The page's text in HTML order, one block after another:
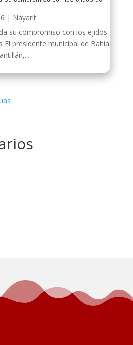
| Nayarit
su compromiso con los ejidos
El presidente municipal de Bahía